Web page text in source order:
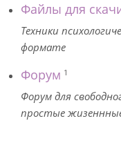
Файлы для
Техники
формате
Форум 1
Форум для
простые